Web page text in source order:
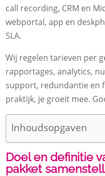
call recording, CRM en
webportal, app en
SLA.​
Wij regelen tarieven per
rapportages, analytics,
support, redundantie en
praktijk, je groeit mee.​
Inhoudsopgaven
Doel en definitie
pakket